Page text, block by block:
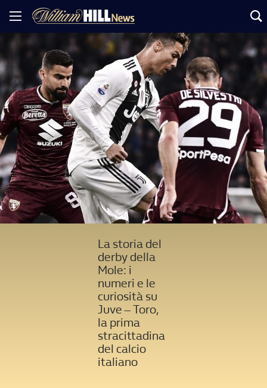
La storia del
derby della
Mole: i
numeri e le
curiosità su
Juve – Toro,
la prima
stracittadina
del calcio
italiano